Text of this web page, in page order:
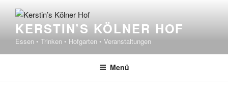
Inhalt
springenKERSTIN’S KÖLNER HOF
Essen • Trinken • Hofgarten • Veranstaltungen
Menü